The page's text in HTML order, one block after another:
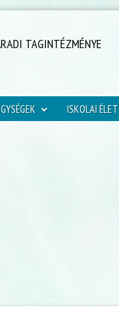
TAGINTÉZMÉNYE
ISKOLAI ÉLET